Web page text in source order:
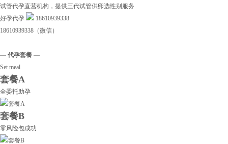
试管代孕直营机构，提供三代试管供卵选性别服务
好孕代孕
18610939338
18610939338（微信）
— 代孕套餐 —
Set meal
套餐A
全委托助孕
套餐B
零风险包成功